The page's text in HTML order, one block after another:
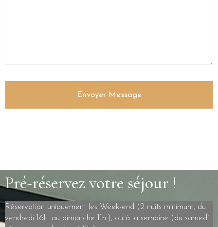
Pré-réservez votre séjour !
Réservation uniquement les Week-end (2 nuits minimum, du
vendredi 16h. au dimanche 11h.), ou à la semaine (du samedi